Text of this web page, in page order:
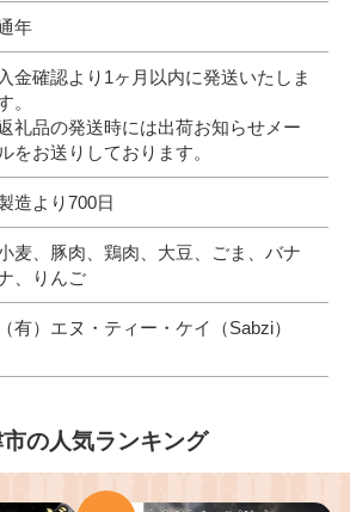
年
入金確認より1ヶ月以内に発送いたしま
。
礼品の発送時には出荷お知らせメー
ルをお送りしております。
造より700日
麦、豚肉、鶏肉、大豆、ごま、バナ
、りんご
（有）エヌ・ティー・ケイ（Sabzi）
市の人気ランキング